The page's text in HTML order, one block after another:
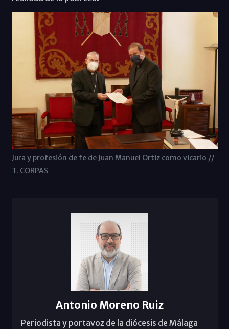
Jura y profesión de fe de Juan Manuel Ortiz como vicario //
T. CORPAS
Antonio Moreno Ruiz
Periodista y portavoz de la diócesis de Málaga